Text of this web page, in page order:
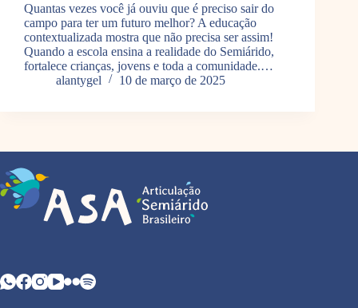
Quantas vezes você já ouviu que é preciso sair do
campo para ter um futuro melhor? A educação
contextualizada mostra que não precisa ser assim!
Quando a escola ensina a realidade do Semiárido,
fortalece crianças, jovens e toda a comunidade.…
alantygel
10 de março de 2025